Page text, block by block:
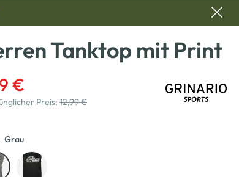
Tanktop mit Print
€
Preis: 12,99 €
Grau